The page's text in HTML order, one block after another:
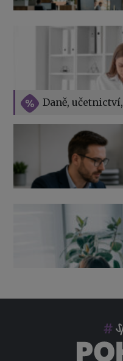
Daně,
Vše o překážkách v práci
Výpověď ze zdravotních
zaměstnavatele
v roce 2026